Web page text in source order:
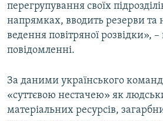
перегрупування своїх
напрямках, вводить резерви та
ведення повітряної розвідки», –
повідомленні.
За даними українського
«суттєвою нестачею» як
матеріальних ресурсів,